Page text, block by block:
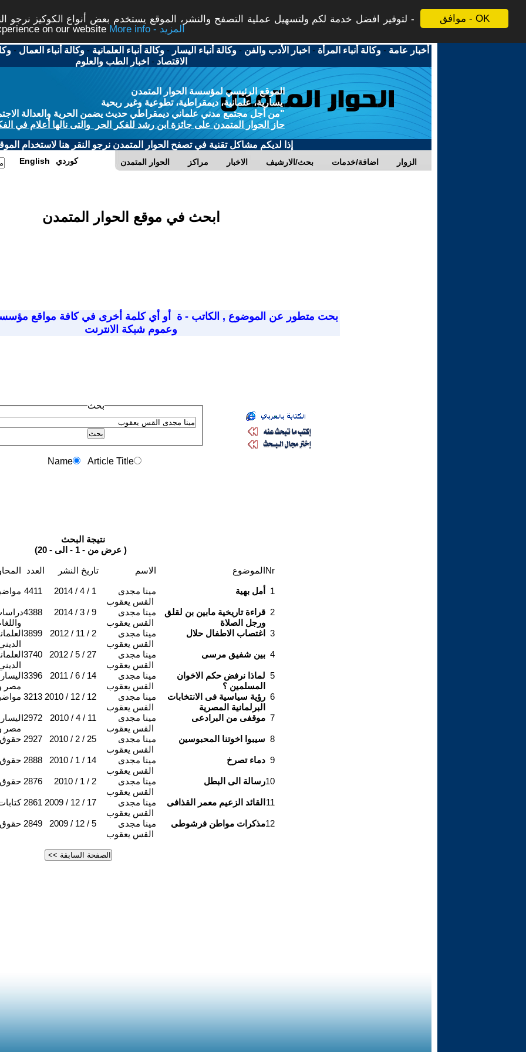
موافق - OK
لتوفير افضل خدمة لكم ولتسهيل عملية التصفح والنشر، الموقع يستخدم بعض أنواع الكوكيز نرجو
on our website
More info - المزيد
أخبار عامة -وكالة أنباء المرأة - اخبار الأدب والفن -وكالة أنباء اليسار -وكالة أنباء العلمانية -وكالة أنباء العمال -
الاقتصاد - اخبار الطب والعلوم
الموقع الرئيسي لمؤسسة الحوار المتمدن
يسارية، علمانية، ديمقراطية، تطوعية وغير ربحية
"من أجل مجتمع مدني علماني ديمقراطي حديث يضمن الحرية والعدالة
حاز الحوار المتمدن على جائزة ابن رشد للفكر الحر والتى نالها أعلام في
إذا لديكم مشاكل تقنية في تصفح الحوار المتمدن نرجو النقر هنا لاستخدام
الحوار المتمدن مراكز الاخبار بحث/الارشيف اضافة/خدمات الزوار English كوردي
ابحث في موقع الحوار المتمدن
بحت متطور عن الموضوع , الكاتب - ة
أو أي كلمة أخرى في كافة مواقع
وعموم شبكة الانترنت
بحث
Name Article Title
نتيجة البحث
(عرض من - 1 - الى - 20 )
العدد تاريخ النشر الاسم الموضوعNr
4411 2014 / 4 / 1
مينا مجدى
القس يعقوب
أمل بهية 1
4388 2014 / 3 / 9
مينا مجدى
القس يعقوب
قراءة تاريخية مابين بن لقلق
ورجل الصلاة
2
3899 2012 / 11 / 2
مينا مجدى
القس يعقوب
اغتصاب الاطفال حلال 3
3740 2012 / 5 / 27
مينا مجدى
القس يعقوب
بين شفيق مرسى 4
مصر
3396 2011 / 6 / 14
مينا مجدى
القس يعقوب
لماذا نرفض حكم الاخوان
المسلمين ؟
5
3213 2010 / 12 / 12
مينا مجدى
القس يعقوب
رؤية سياسية فى الانتخابات
البرلمانية المصرية
6
مصر
2972 2010 / 4 / 11
مينا مجدى
القس يعقوب
موقفى من البرادعى 7
حقوق 2927 2010 / 2 / 25
مينا مجدى
القس يعقوب
سيبوا اخوتنا المحبوسين 8
حقوق 2888 2010 / 1 / 14
مينا مجدى
القس يعقوب
دماء تصرخ 9
حقوق 2876 2010 / 1 / 2
مينا مجدى
القس يعقوب
رسالة الى البطل10
2861 2009 / 12 / 17
مينا مجدى
القس يعقوب
القائد الزعيم معمر القذافى 11
حقوق 2849 2009 / 12 / 5
مينا مجدى
القس يعقوب
مذكرات مواطن فرشوطى12